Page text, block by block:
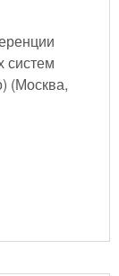
систем
(Москва,